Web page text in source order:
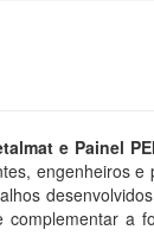
e Painel
engenheiros e
a